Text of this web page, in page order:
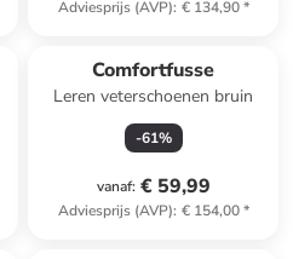
Adviesprijs (AVP): € 134,90*
Comfortfusse
Leren veterschoenen bruin
-61%
vanaf: € 59,99
Adviesprijs (AVP): € 154,00*